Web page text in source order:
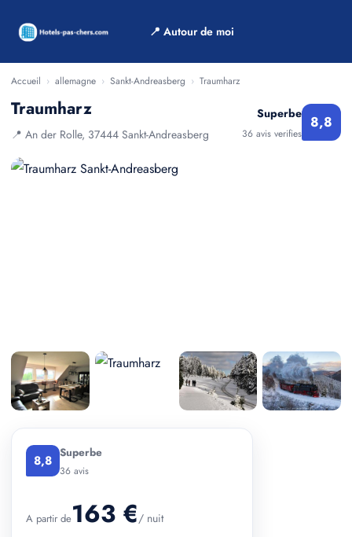
📍 Autour de moi
Accueil › allemagne › Sankt-Andreasberg › Traumharz
Traumharz
📍 An der Rolle, 37444 Sankt-Andreasberg
Superbe
36 avis verifies
8,8
8,8 Superbe
36 avis
A partir de163 €/ nuit